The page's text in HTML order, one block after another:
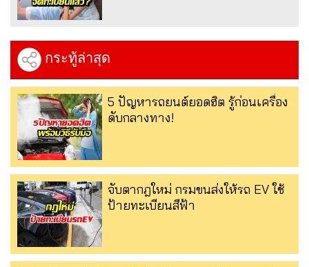
กระทู้ล่าสุด
5 ปัญหารถยนต์ยอดฮิต รู้ก่อนเครื่อง
ดับกลางทาง!
จับตากฎใหม่ กรมขนส่งให้รถ EV ใช้
ป้ายทะเบียนสีฟ้า